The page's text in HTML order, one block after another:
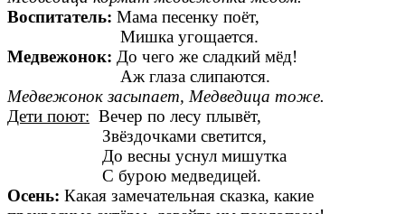
Воспитатель: Мама песенку поёт,
Мишка угощается.
Медвежонок: До чего же сладкий мёд!
Аж глаза слипаются.
Медвежонок засыпает, Медведица тоже.
Дети поют: Вечер по лесу плывёт,
Звёздочками светится,
До весны уснул мишутка
С бурою медведицей.
Осень: Какая замечательная сказка, какие